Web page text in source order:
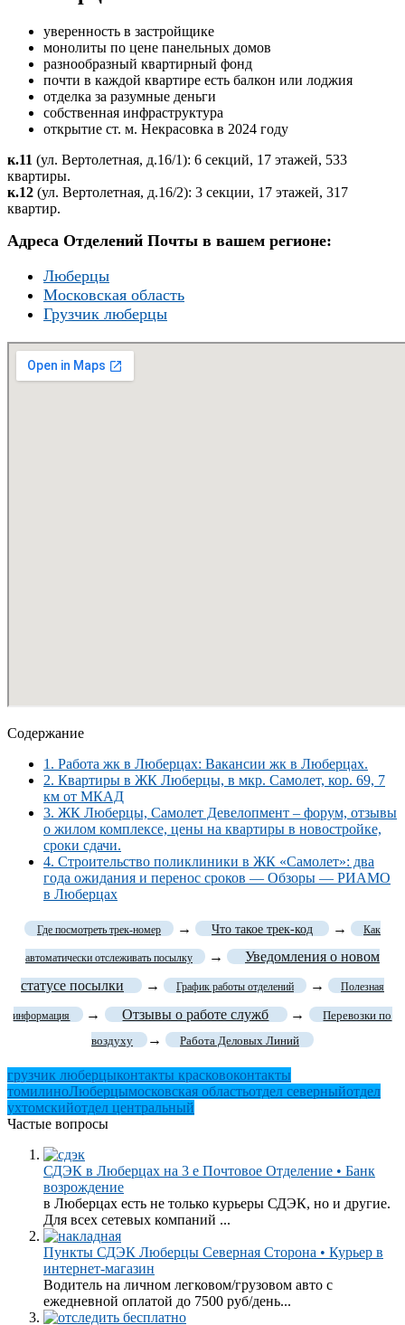
уверенность в застройщике
монолиты по цене панельных домов
разнообразный квартирный фонд
почти в каждой квартире есть балкон или лоджия
отделка за разумные деньги
собственная инфраструктура
открытие ст. м. Некрасовка в 2024 году
к.11 (ул. Вертолетная, д.16/1): 6 секций, 17 этажей, 533
квартиры.
к.12 (ул. Вертолетная, д.16/2): 3 секции, 17 этажей, 317
квартир.
Адреса Отделений Почты в вашем регионе:
Люберцы
Московская область
Грузчик люберцы
Содержание
1. Работа жк в Люберцах: Вакансии жк в Люберцах.
2. Квартиры в ЖК Люберцы, в мкр. Самолет, кор. 69, 7
км от МКАД
3. ЖК Люберцы, Самолет Девелопмент – форум, отзывы
о жилом комплексе, цены на квартиры в новостройке,
сроки сдачи.
4. Строительство поликлиники в ЖК «Самолет»: два
года ожидания и перенос сроков — Обзоры — РИАМО
в Люберцах
Где посмотреть трек-номер → Что такое трек-код → Как
автоматически отслеживать посылку →
Уведомления о новом
статусе посылки
→ График работы отделений → Полезная
информация → Отзывы о работе служб →
Перевозки по
воздуху
→ Работа Деловых Линий
грузчик люберцыконтакты красковоконтакты
томилиноЛюберцымосковская областьотдел северныйотдел
ухтомскийотдел центральный
Частые вопросы
СДЭК в Люберцах на 3 е Почтовое Отделение • Банк
возрождение
в Люберцах есть не только курьеры СДЭК, но и другие.
Для всех сетевых компаний ...
Пункты СДЭК Люберцы Северная Сторона • Курьер в
интернет-магазин
Водитель на личном легковом/грузовом авто с
ежедневной оплатой до 7500 руб/день...